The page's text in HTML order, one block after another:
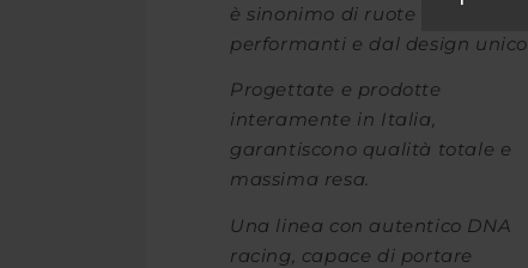
è sinonimo di ruote leggere,
performanti e dal design unico.
Progettate e prodotte
interamente in Italia,
garantiscono qualità totale e
massima resa.
Una linea con autentico DNA
racing, capace di portare